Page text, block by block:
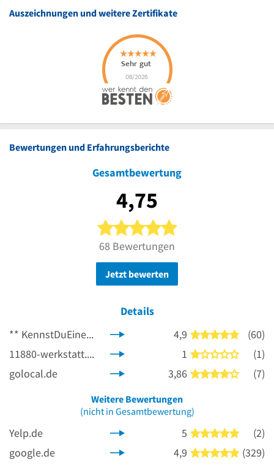
Auszeichnungen und weitere Zertifikate
Bewertungen und Erfahrungsberichte
Gesamtbewertung
4,75
5 von 5 Sternen
68 Bewertungen
Jetzt bewerten
Details
**
KennstDuEinen.de 4,9 5 von 5
(60)
11880-werkstatt.com
1 1 von 5
(1)
golocal.de
3,86 4 von 5
(7)
Weitere Bewertungen
(nicht in Gesamtbewertung)
Yelp.de 5 5 von 5
(2)
google.de
4,9 5 von 5
(329)